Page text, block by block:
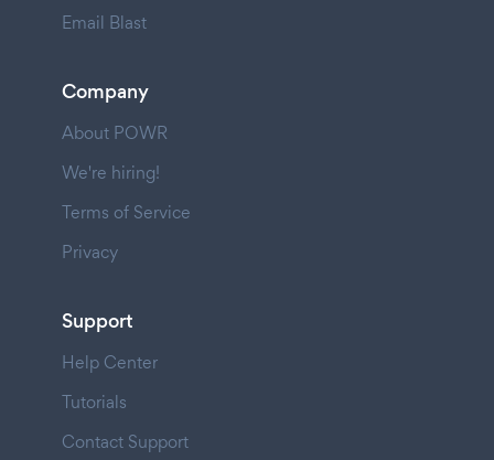
Email Blast
Company
About POWR
We're hiring!
Terms of Service
Privacy
Support
Help Center
Tutorials
Contact Support